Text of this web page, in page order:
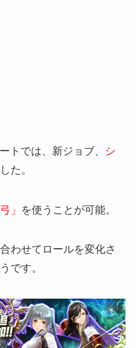
トでは、新ジョブ、
シ
た。
」 を使うことが可能。
わせてロールを変化さ
です。